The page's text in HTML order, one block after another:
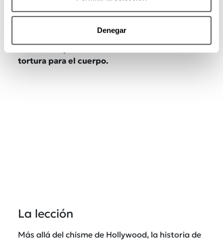
Denegar
inflamados, con dolor de panza o con una
Pues no, Billy Bob tardó años en darse
cuenta de que comer no debería ser una
tortura para el cuerpo.
La lección
Más allá del chisme de Hollywood, la historia de